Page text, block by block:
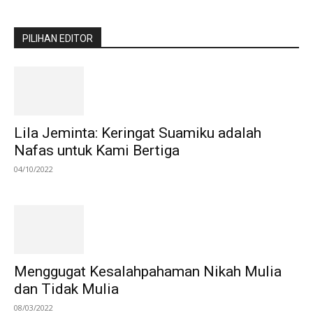
PILIHAN EDITOR
Lila Jeminta: Keringat Suamiku adalah
Nafas untuk Kami Bertiga
04/10/2022
Menggugat Kesalahpahaman Nikah Mulia
dan Tidak Mulia
08/03/2022